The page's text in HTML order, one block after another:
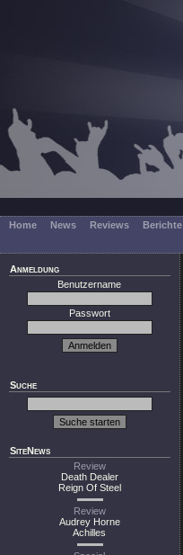
Home News Reviews Berichte
Anmeldung
Benutzername
Passwort
Suche
SiteNews
Review
Death Dealer
Reign Of Steel
Review
Audrey Horne
Achilles